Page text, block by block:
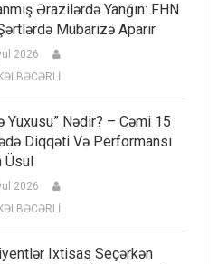
Ərazilərdə Yanğın: FHN
Mübarizə Aparır
2026
Yuxusu” Nədir? – Cəmi 15
Diqqəti Və Performansı
Üsul
2026
Ixtisas Seçərkən